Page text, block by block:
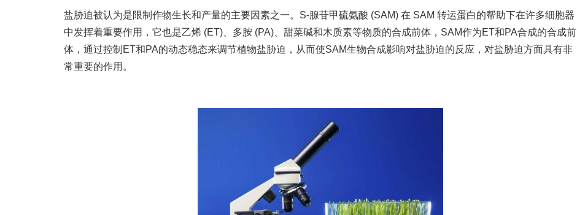
盐胁迫被认为是限制作物生长和产量的主要因素之一。S-腺苷甲硫氨酸 (SAM) 在 SAM 转运蛋白的帮助下在许多细胞器
中发挥着重要作用，它也是乙烯 (ET)、多胺 (PA)、甜菜碱和木质素等物质的合成前体，SAM作为ET和PA合成的合成前
体，通过控制ET和PA的动态稳态来调节植物盐胁迫，从而使SAM生物合成影响对盐胁迫的反应，对盐胁迫方面具有非
常重要的作用。